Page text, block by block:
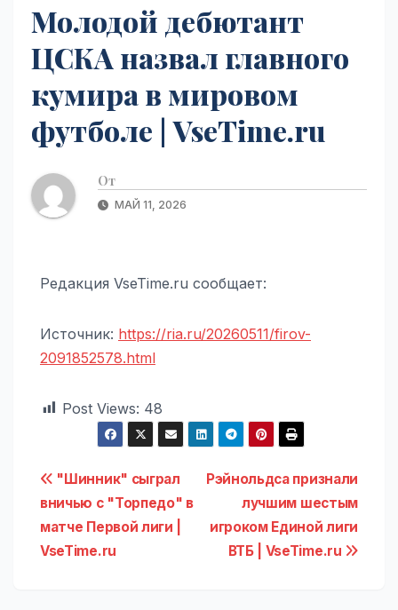
Молодой дебютант
ЦСКА назвал главного
кумира в мировом
футболе | VseTime.ru
От
МАЙ 11, 2026
Редакция VseTime.ru сообщает:
Источник: https://ria.ru/20260511/firov-
2091852578.html
Post Views: 48
Навигация
по
записям
Рэйнольдса признали
лучшим шестым
игроком Единой лиги
ВТБ | VseTime.ru
"Шинник" сыграл
вничью с "Торпедо" в
матче Первой лиги |
VseTime.ru